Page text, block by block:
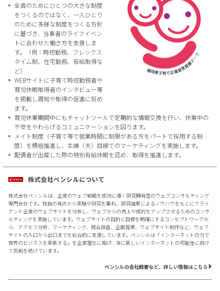
全員のためにひとつの大きな制度
をつくるのではなく、一人ひとり
のために多様な制度をつくる方針
に基づき、当事者のライフイベン
トに合わせた働き方を支援しま
す。（例：時短勤務、フレックス
タイム制、在宅勤務、有給取得な
ど）
WEBサイトに子育て時短勤務者や
育児休暇取得者のインタビュー等
を掲載し周知や取得の促進に努め
ます。
育児休業期間中にもチャットツールで定期的な情報交換を行い、休業中の
不安をやわらげるコミュニケーションを図ります。
メイト制度（子育て等で就業時間に制限がある方をパートで採用する制
度）を積極推進し、主婦（夫）目線でのマーケティングを実施します。
配偶者が出産した際の特別有給休暇を認め、取得を推進します。
株式会社ペンシルについて
株式会社ペンシルは、企業のウェブ戦略を成功に導く研究開発型のウェブコンサルティング
専門会社です。独自の視点から実験や研究を重ね、研究結果によるノウハウをもとにクライ
アント企業のウェブサイトを分析し、ウェブからの売上や成約をアップさせるためのコンサ
ルティングを実施しています。ウェブサイトの目的と目標を明確にするコンセプトワークか
ら、アクセス分析、マーケティング、競合調査、企画提案、ウェブサイト制作など、ウェブ
サイトの入口から出口までを総合的に支援しています。ペンシルは「インターネットの力で
世界のビジネスを革新する」を企業理念に掲げ、常に新しいインターネットの可能性に向け
て挑戦を続けています。
ペンシルの会社概要など、詳しい情報はこちら